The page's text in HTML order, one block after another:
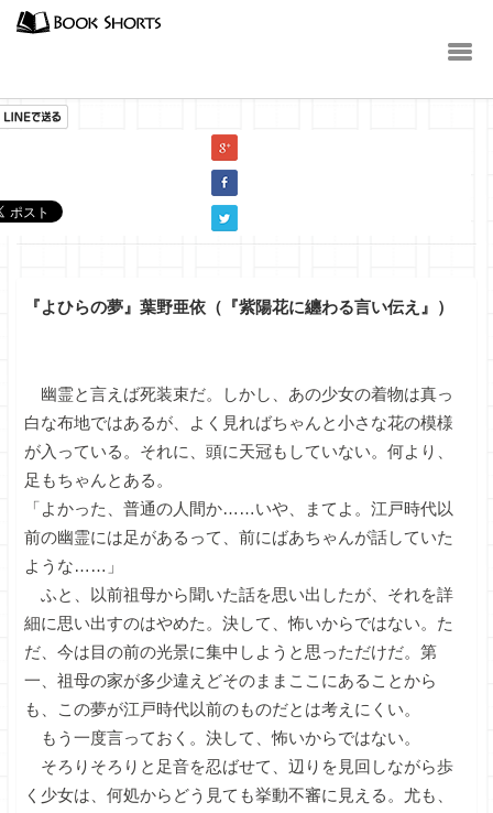
『よひらの夢』葉野亜依（『紫陽花に纏わる言い伝え』）
幽霊と言えば死装束だ。しかし、あの少女の着物は真っ
白な布地ではあるが、よく見ればちゃんと小さな花の模様
が入っている。それに、頭に天冠もしていない。何より、
足もちゃんとある。
「よかった、普通の人間か……いや、まてよ。江戸時代以
前の幽霊には足があるって、前にばあちゃんが話していた
ような……」
ふと、以前祖母から聞いた話を思い出したが、それを詳
細に思い出すのはやめた。決して、怖いからではない。た
だ、今は目の前の光景に集中しようと思っただけだ。第
一、祖母の家が多少違えどそのままここにあることから
も、この夢が江戸時代以前のものだとは考えにくい。
もう一度言っておく。決して、怖いからではない。
そろりそろりと足音を忍ばせて、辺りを見回しながら歩
く少女は、何処からどう見ても挙動不審に見える。尤も、